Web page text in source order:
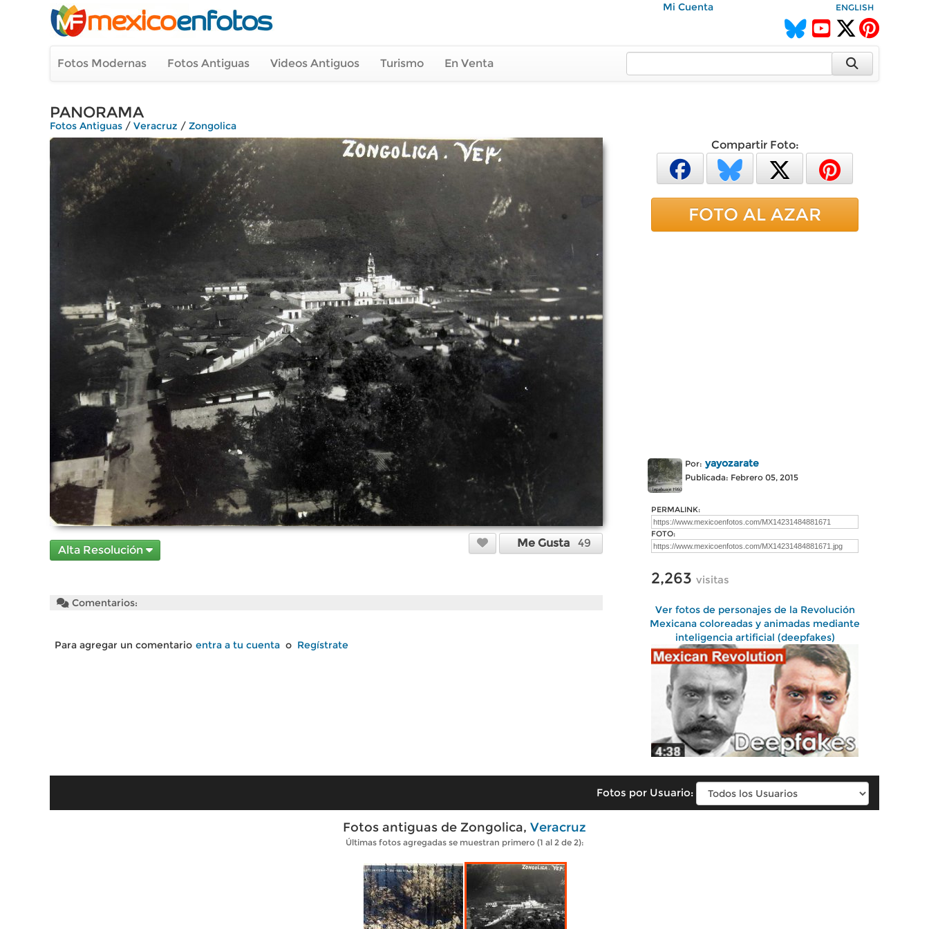
Mi Cuenta ENGLISH
Fotos Modernas Fotos Antiguas Videos Antiguos Turismo En Venta
PANORAMA
Fotos Antiguas / Veracruz / Zongolica
Alta Resolución
Me Gusta 49
Comentarios:
Para agregar un comentario entra a tu cuenta o Regístrate
Compartir Foto:
FOTO AL AZAR
Por: yayozarate
Publicada: Febrero 05, 2015
PERMALINK:
FOTO:
2,263 visitas
Ver fotos de personajes de la Revolución
Mexicana coloreadas y animadas mediante
inteligencia artificial (deepfakes)
Fotos por Usuario:
Fotos antiguas de Zongolica, Veracruz
Últimas fotos agregadas se muestran primero (1 al 2 de 2):